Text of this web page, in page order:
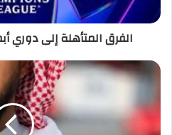
الفرق المتأهلة إلى دوري أبطال